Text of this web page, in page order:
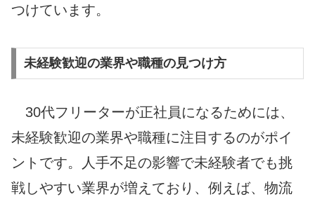
つけています。
未経験歓迎の業界や職種の見つけ方
30代フリーターが正社員になるためには、
未経験歓迎の業界や職種に注目するのがポイ
ントです。人手不足の影響で未経験者でも挑
戦しやすい業界が増えており、例えば、物流